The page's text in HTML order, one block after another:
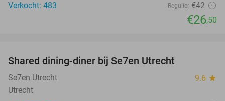
Verkocht: 483
Regulier €42
€26,50
Shared dining-diner bij Se7en Utrecht
Se7en Utrecht 9.6 star
Utrecht